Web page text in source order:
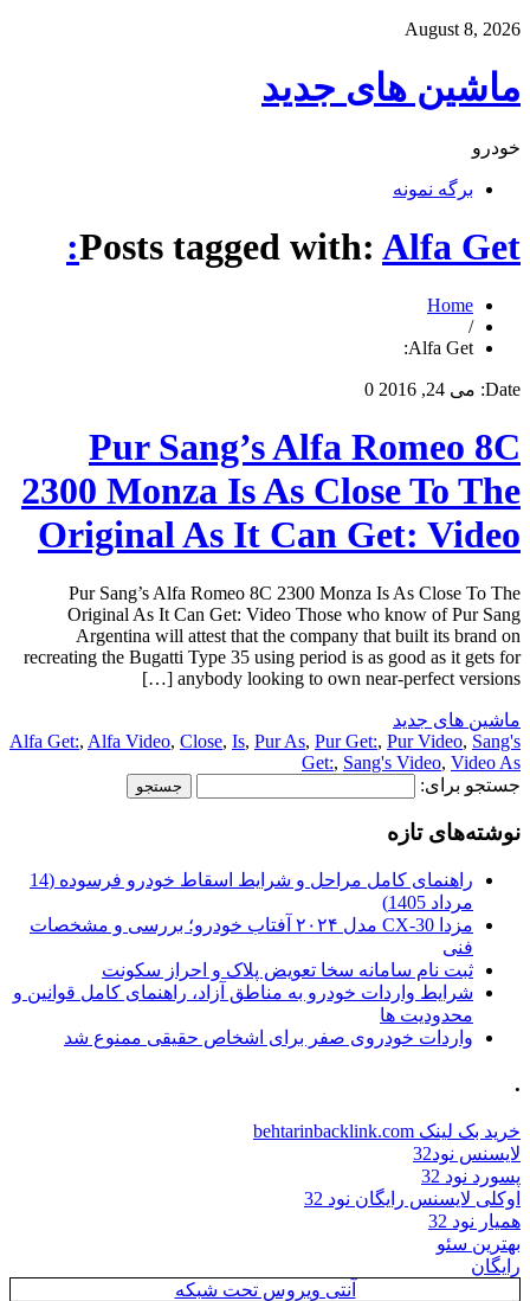
August 8, 2026
ماشین های جدید
خودرو
برگه نمونه
Posts tagged with: Alfa Get:
Home
/
Alfa Get:
Date: می 24, 2016 0
Pur Sang’s Alfa Romeo 8C
2300 Monza Is As Close To The
Original As It Can Get: Video
Pur Sang’s Alfa Romeo 8C 2300 Monza Is As Close To The
Original As It Can Get: Video Those who know of Pur Sang
Argentina will attest that the company that built its brand on
recreating the Bugatti Type 35 using period is as good as it gets for
anybody looking to own near-perfect versions […]
ماشین های جدید
Alfa Get:, Alfa Video, Close, Is, Pur As, Pur Get:, Pur Video, Sang's
Get:, Sang's Video, Video As
جستجو برای:
نوشته‌های تازه
راهنمای کامل مراحل و شرایط اسقاط خودرو فرسوده (14
مرداد 1405)
مزدا CX-30 مدل ۲۰۲۴ آفتاب خودرو؛ بررسی و مشخصات
فنی
ثبت نام سامانه سخا تعویض پلاک و احراز سکونت
شرایط واردات خودرو به مناطق آزاد، راهنمای کامل قوانین و
محدودیت ها
واردات خودروی صفر برای اشخاص حقیقی ممنوع شد
.
خرید بک لینک behtarinbacklink.com
لایسنس نود32
پسورد نود 32
اوکلی لایسنس رایگان نود 32
همیار نود 32
بهترین سئو
رایگان
آنتی ویروس تحت شبکه